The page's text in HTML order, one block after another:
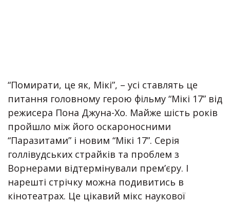
“Помирати, це як, Мікі”, – усі ставлять це
питання головному герою фільму “Мікі 17” від
режисера Пона Джуна-Хо. Майже шість років
пройшло між його оскароносними
“Паразитами” і новим “Мікі 17”. Серія
голлівудських страйків та проблем з
Ворнерами відтермінували прем’єру. І
нарешті стрічку можна подивитись в
кінотеатрах. Це цікавий мікс наукової